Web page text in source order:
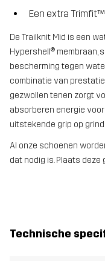
Een extra
De Trailknit Mid is een
Hypershell® membraan,
bescherming tegen
combinatie van
gezwollen tenen zorgt
absorberen energie
uitstekende grip op
Al onze schoenen
dat nodig is. Plaats
Technische